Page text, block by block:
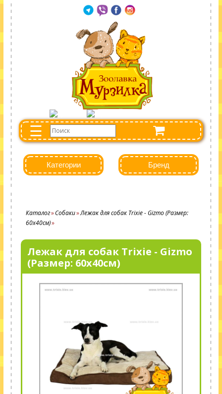
☰
Категории Бренд
Каталог Собаки Лежак для собак Trixie - Gizmo (Размер:
60х40см)
Лежак для собак Trixie - Gizmo
(Размер: 60х40см)